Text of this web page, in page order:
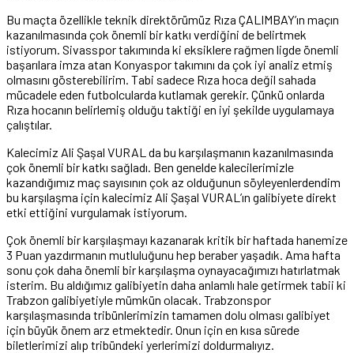
Bu maçta özellikle teknik direktörümüz Rıza ÇALIMBAY’ın maçın
kazanılmasında çok önemli bir katkı verdiğini de belirtmek
istiyorum. Sivasspor takımında ki eksiklere rağmen ligde önemli
başarılara imza atan Konyaspor takımını da çok iyi analiz etmiş
olmasını gösterebilirim. Tabi sadece Rıza hoca değil sahada
mücadele eden futbolcularda kutlamak gerekir. Çünkü onlarda
Rıza hocanın belirlemiş olduğu taktiği en iyi şekilde uygulamaya
çalıştılar.
Kalecimiz Ali Şaşal VURAL da bu karşılaşmanın kazanılmasında
çok önemli bir katkı sağladı. Ben genelde kalecilerimizle
kazandığımız maç sayısının çok az olduğunun söyleyenlerdendim
bu karşılaşma için kalecimiz Ali Şaşal VURAL’ın galibiyete direkt
etki ettiğini vurgulamak istiyorum.
Çok önemli bir karşılaşmayı kazanarak kritik bir haftada hanemize
3 Puan yazdırmanın mutluluğunu hep beraber yaşadık. Ama hafta
sonu çok daha önemli bir karşılaşma oynayacağımızı hatırlatmak
isterim. Bu aldığımız galibiyetin daha anlamlı hale getirmek tabii ki
Trabzon galibiyetiyle mümkün olacak. Trabzonspor
karşılaşmasında tribünlerimizin tamamen dolu olması galibiyet
için büyük önem arz etmektedir. Onun için en kısa sürede
biletlerimizi alıp tribündeki yerlerimizi doldurmalıyız.